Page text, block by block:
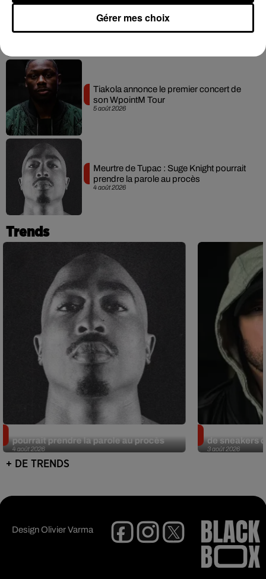
single « Coulda Shoulda Woulda »
5 août 2026
Tiakola annonce le premier concert de
son WpointM Tour
4 août 2026
Meurtre de Tupac : Suge Knight pourrait
prendre la parole au procès
Trends
4 août 2026
pourrait prendre la parole au procès
3 août 2026
de sneakers
+ DE TRENDS
DesignOlivier Varma
Gérer mes choix